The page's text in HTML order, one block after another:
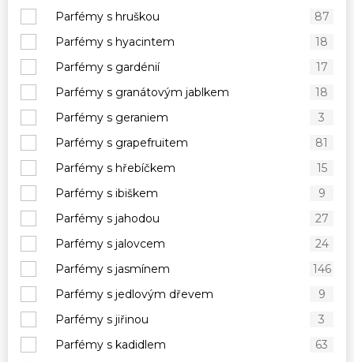
Parfémy s hruškou
87
Parfémy s hyacintem
18
Parfémy s gardénií
17
Parfémy s granátovým jablkem
18
Parfémy s geraniem
3
Parfémy s grapefruitem
81
Parfémy s hřebíčkem
15
Parfémy s ibiškem
9
Parfémy s jahodou
27
Parfémy s jalovcem
24
Parfémy s jasmínem
146
Parfémy s jedlovým dřevem
9
Parfémy s jiřinou
3
Parfémy s kadidlem
63